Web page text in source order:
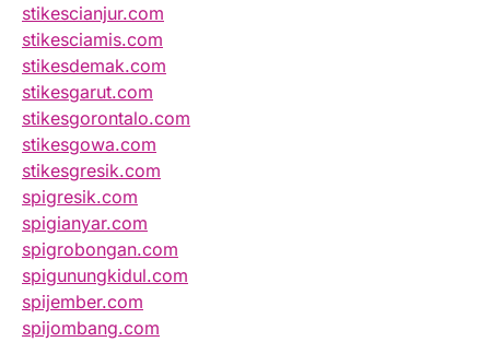
stikescianjur.com
stikesciamis.com
stikesdemak.com
stikesgarut.com
stikesgorontalo.com
stikesgowa.com
stikesgresik.com
spigresik.com
spigianyar.com
spigrobongan.com
spigunungkidul.com
spijember.com
spijombang.com